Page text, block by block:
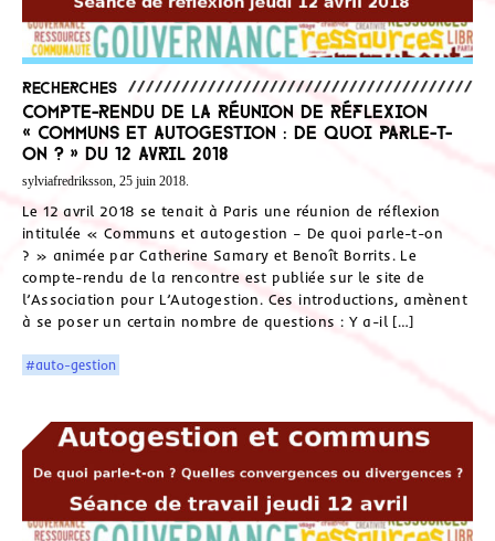
Recherches
Compte-rendu de la réunion de réflexion
« Communs et autogestion : de quoi parle-t-
on ? » du 12 avril 2018
sylviafredriksson, 25 juin 2018.
Le 12 avril 2018 se tenait à Paris une réunion de réflexion
intitulée « Communs et autogestion – De quoi parle-t-on
? » animée par Catherine Samary et Benoît Borrits. Le
compte-rendu de la rencontre est publiée sur le site de
l’Association pour L’Autogestion. Ces introductions, amènent
à se poser un certain nombre de questions : Y a-il […]
#auto-gestion